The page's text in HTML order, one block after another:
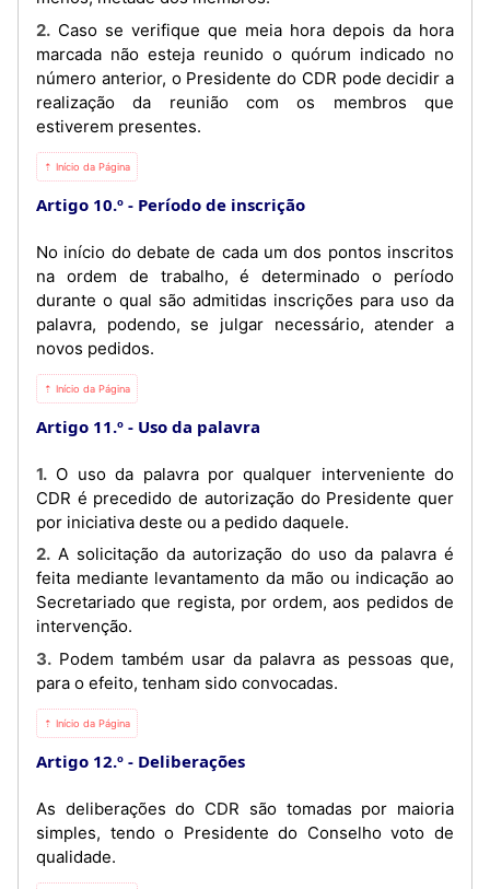
2. Caso se verifique que meia hora depois da hora
marcada não esteja reunido o quórum indicado no
número anterior, o Presidente do CDR pode decidir a
realização da reunião com os membros que
estiverem presentes.
⇡ Início da Página
Artigo 10.º Período de inscrição
No início do debate de cada um dos pontos inscritos
na ordem de trabalho, é determinado o período
durante o qual são admitidas inscrições para uso da
palavra, podendo, se julgar necessário, atender a
novos pedidos.
⇡ Início da Página
Artigo 11.º Uso da palavra
1. O uso da palavra por qualquer interveniente do
CDR é precedido de autorização do Presidente quer
por iniciativa deste ou a pedido daquele.
2. A solicitação da autorização do uso da palavra é
feita mediante levantamento da mão ou indicação ao
Secretariado que regista, por ordem, aos pedidos de
intervenção.
3. Podem também usar da palavra as pessoas que,
para o efeito, tenham sido convocadas.
⇡ Início da Página
Artigo 12.º Deliberações
As deliberações do CDR são tomadas por maioria
simples, tendo o Presidente do Conselho voto de
qualidade.